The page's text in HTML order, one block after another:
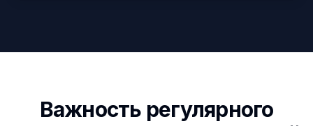
Важность регулярного